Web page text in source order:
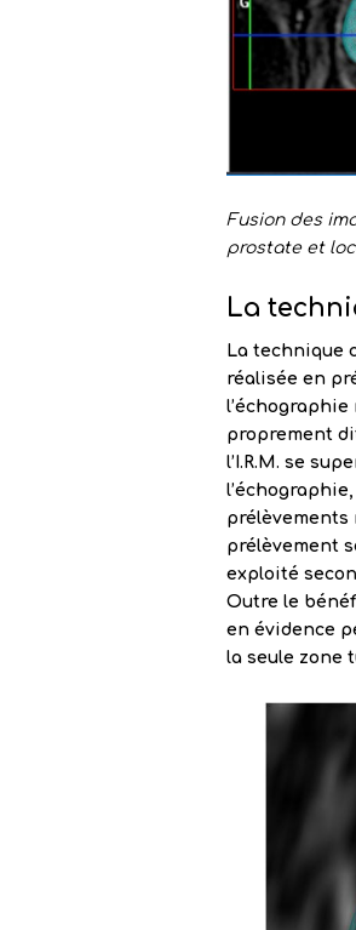
Fusion des
prostate et
La
La technique
réalisée en
proprement
l’I.R.M. se
prélèvements
prélèvement
exploité
Outre le
en évidence
la seule zone